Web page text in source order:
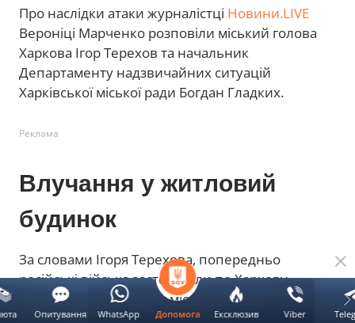
Про наслідки атаки журналістці Новини.LIVE
Вероніці Марченко розповіли міський голова
Харкова Ігор Терехов та начальник
Департаменту надзвичайних ситуацій
Харківської міської ради Богдан Гладких.
Реклама
Влучання у житловий
будинок
За словами Ігоря Терехова, попередньо
російські війська застосували по Харкову
"Бандеролі". Загалом у місті зафіксували три
влучання. Одне з них припало безпосередньо
Допомога Ексклюзив Viber
Опитування WhatsApp